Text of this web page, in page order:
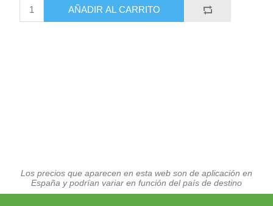
AÑADIR AL CARRITO
Los precios que aparecen en esta web son de aplicación en
España y podrían variar en función del país de destino